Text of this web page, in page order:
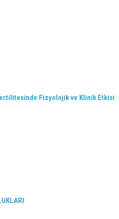
Fizyolojik ve Klinik Etkisi